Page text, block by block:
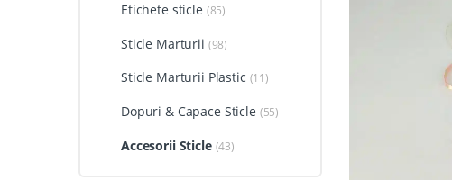
Etichete sticle (85)
Sticle Marturii (98)
Sticle Marturii Plastic (11)
Dopuri & Capace Sticle (55)
Accesorii Sticle (43)